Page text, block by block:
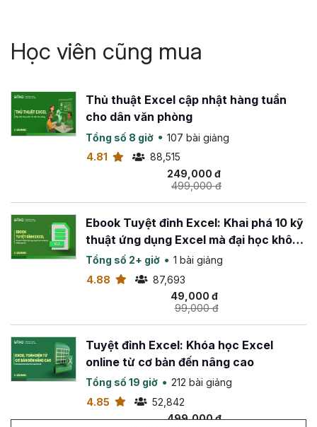
Học viên cũng mua
Thủ thuật Excel cập nhật hàng tuần
cho dân văn phòng
Tổng số 8 giờ
107 bài giảng
4.81
88,515
249,000 đ
499,000 đ
Ebook Tuyệt đỉnh Excel: Khai phá 10 kỹ
thuật ứng dụng Excel mà đại học không
dạy bạn
Tổng số 2+ giờ
1 bài giảng
4.88
87,693
49,000 đ
99,000 đ
Tuyệt đỉnh Excel: Khóa học Excel
online từ cơ bản đến nâng cao
Tổng số 19 giờ
212 bài giảng
4.85
52,842
499,000 đ